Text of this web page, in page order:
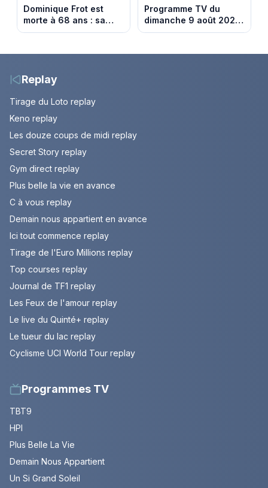
Dominique Frot est
morte à 68 ans : sa
sœur Catherine Frot
nouvelle
Programme TV du
dimanche 9 août 2026
: notre sélection pour
Replay
Tirage du Loto replay
Keno replay
Les douze coups de midi replay
Secret Story replay
Gym direct replay
Plus belle la vie en avance
C à vous replay
Demain nous appartient en avance
Ici tout commence replay
Tirage de l'Euro Millions replay
Top courses replay
Journal de TF1 replay
Les Feux de l'amour replay
Le live du Quinté+ replay
Le tueur du lac replay
Cyclisme UCI World Tour replay
Programmes TV
TBT9
HPI
Plus Belle La Vie
Demain Nous Appartient
Un Si Grand Soleil